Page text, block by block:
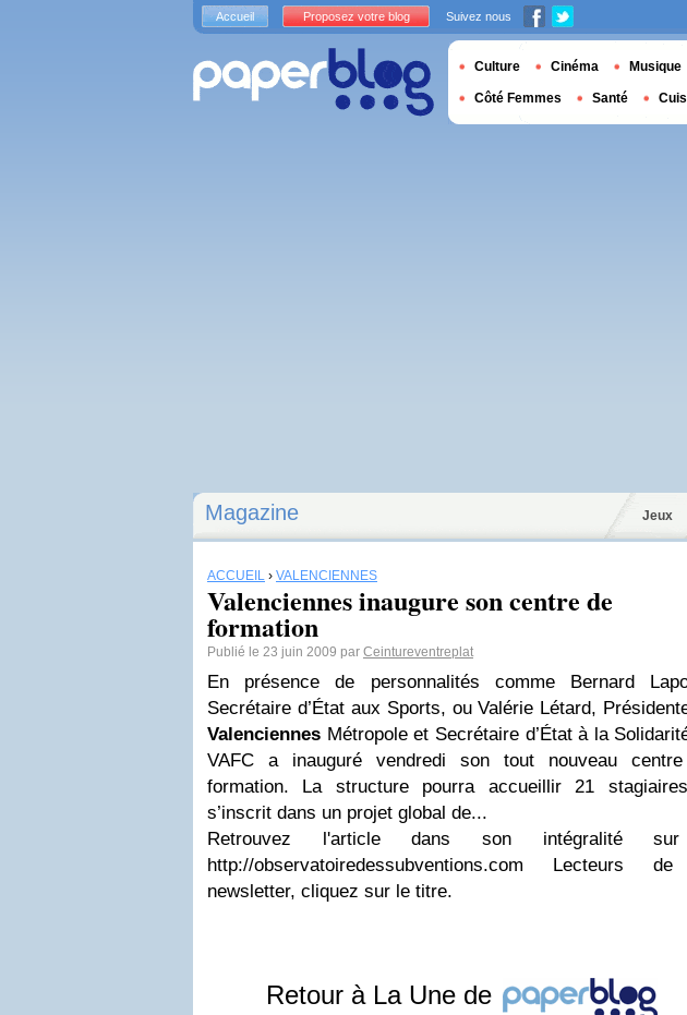
Magazine Jeux
ACCUEIL › VALENCIENNES
Valenciennes inaugure son centre de
formation
Publié le 23 juin 2009 par Ceintureventreplat
En présence de personnalités comme Bernard
Secrétaire d’État aux Sports, ou Valérie Létard,
Valenciennes Métropole et Secrétaire d’État à la
VAFC a inauguré vendredi son tout nouveau
formation. La structure pourra accueillir 21
s’inscrit dans un projet global de...
Retrouvez l'article dans son intégralité
http://observatoiredessubventions.com Lecteurs
newsletter, cliquez sur le titre.
Retour à La Une de
Accueil Proposez votre blog Suivez nous
Culture Cinéma Musique
Côté Femmes Santé